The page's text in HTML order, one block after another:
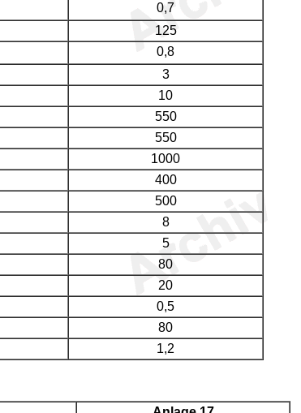
0,7
125
0,8
3
10
550
550
1000
400
500
8
5
80
20
0,5
80
1,2